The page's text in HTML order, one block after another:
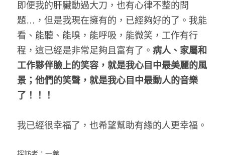
即便我的肝臟動過大刀，也有心律不整的問
題…，但是我現在擁有的，已經夠好的了。我能
看、能聽、能嗅，能呼吸，能微笑，工作有行
程，這已經是非常足夠且富有了。 病人、家屬和
工作夥伴臉上的笑容，就是我心目中最美麗的風
景；他們的笑聲，就是我心目中最動人的音樂
了！！！
我已經很幸福了，也希望幫助有緣的人更幸福。